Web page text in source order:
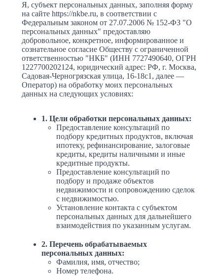
Я, субъект персональных данных, заполняя форму
на сайте https://nkbe.ru, в соответствии с
Федеральным законом от 27.07.2006 № 152-ФЗ "О
персональных данных" предоставляю
добровольное, конкретное, информированное и
сознательное согласие Обществу с ограниченной
ответственностью "НКБ" (ИНН 7727490640, ОГРН
1227700202124, юридический адрес: РФ, г. Москва,
Садовая-Черногрязская улица, 16-18с1, далее —
Оператор) на обработку моих персональных
данных на следующих условиях:
1. Цели обработки персональных данных:
Предоставление консультаций по
подбору кредитных продуктов, включая
ипотеку, рефинансирование, залоговые
кредиты, кредиты наличными и иные
кредитные продукты.
Предоставление консультаций по
подбору и продаже объектов
недвижимости и сопровождению сделок
с недвижимостью.
Установление контакта с субъектом
персональных данных для дальнейшего
взаимодействия по указанным услугам.
2. Перечень обрабатываемых
персональных данных:
Фамилия, имя, отчество;
Номер телефона.